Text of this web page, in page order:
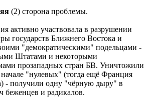
(2) сторона проблемы.
активно участвовала в разрушении
государств Ближнего Востока и
"демократическими" подельцами -
Штатами и некоторыми
прозападных стран БВ. Уничтожили
"нулевых" (тогда ещё Франция
- получили одну "чёрную дыру" в
беженцев и радикалов.